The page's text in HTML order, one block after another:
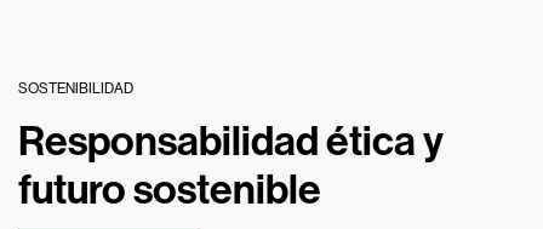
SOSTENIBILIDAD
Responsabilidad ética y
futuro sostenible